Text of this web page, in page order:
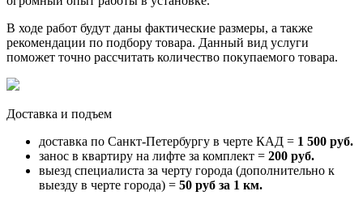
В ходе работ будут даны фактические размеры, а также
рекомендации по подбору товара. Данный вид услуги
поможет точно рассчитать количество покупаемого товара.
Доставка и подъем
доставка по Санкт-Петербургу в черте КАД = 1 500 руб.
занос в квартиру на лифте за комплект = 200 руб.
выезд специалиста за черту города (дополнительно к
выезду в черте города) = 50 руб за 1 км.